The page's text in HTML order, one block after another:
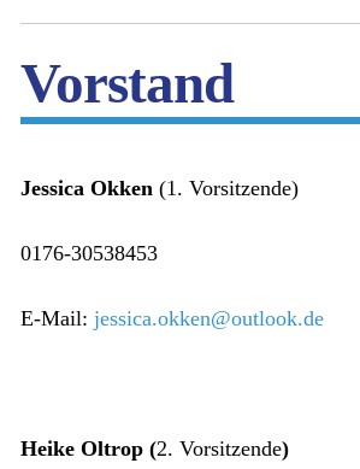
Vorstand
Jessica Okken (1. Vorsitzende)
0176-30538453
E-Mail:jessica.okken@outlook.de
Heike Oltrop (2. Vorsitzende)